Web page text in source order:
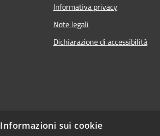
Informativa privacy
Note legali
Dichiarazione di accessibilità
Informazioni sui cookie